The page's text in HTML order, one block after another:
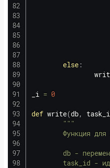
else :
_i = 0
def write(db,
"""
Функция для
db -
task_id -